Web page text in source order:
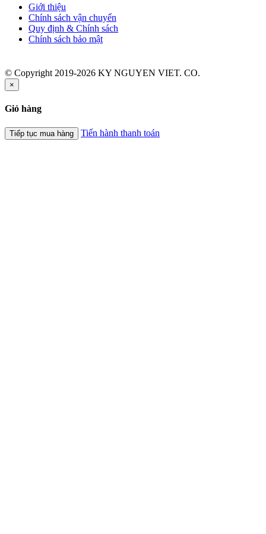
Giới thiệu
Chính sách vận chuyển
Quy định & Chính sách
Chính sách bảo mật
© Copyright 2019-2026 KY NGUYEN VIET. CO.
×
Giỏ hàng
Tiếp tục mua hàng Tiến hành thanh toán